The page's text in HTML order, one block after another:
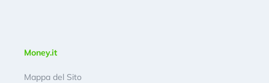
Money.it
Mappa del Sito